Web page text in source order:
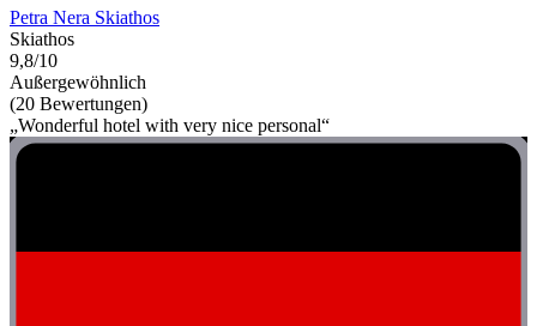
Petra Nera Skiathos
Skiathos
9,8/10
Außergewöhnlich
(20 Bewertungen)
„Wonderful hotel with very nice personal“